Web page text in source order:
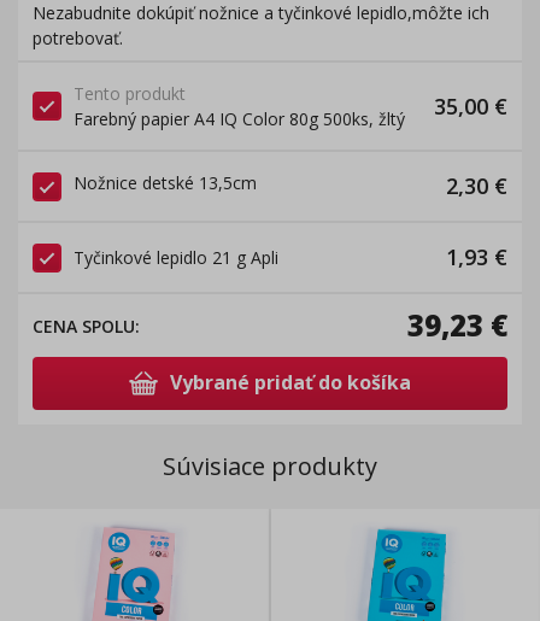
Nezabudnite dokúpiť nožnice a tyčinkové lepidlo,môžte ich
potrebovať.
Tento produkt
Farebný papier A4 IQ Color 80g 500ks, žltý
35,00 €
Nožnice detské 13,5cm 2,30 €
Tyčinkové lepidlo 21 g Apli 1,93 €
CENA SPOLU: 39,23 €
Vybrané pridať do košíka
Súvisiace produkty